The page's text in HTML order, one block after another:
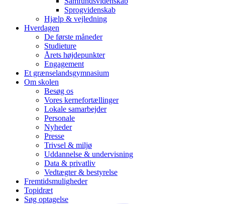
Sprogvidenskab
Hjælp & vejledning
Hverdagen
De første måneder
Studieture
Årets højdepunkter
Engagement
Et grænselandsgymnasium
Om skolen
Besøg os
Vores kernefortællinger
Lokale samarbejder
Personale
Nyheder
Presse
Trivsel & miljø
Uddannelse & undervisning
Data & privatliv
Vedtægter & bestyrelse
Fremtidsmuligheder
Topidræt
Søg optagelse